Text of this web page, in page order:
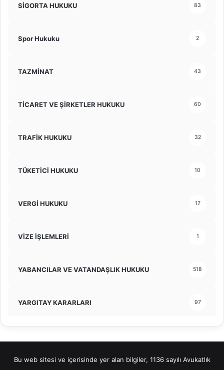
SİGORTA HUKUKU 83
Spor Hukuku 2
TAZMİNAT 43
TİCARET VE ŞİRKETLER HUKUKU 60
TRAFİK HUKUKU 32
TÜKETİCİ HUKUKU 10
VERGİ HUKUKU 17
VİZE İŞLEMLERİ 1
YABANCILAR VE VATANDAŞLIK HUKUKU 518
YARGITAY KARARLARI 97
Bu web sitesi ve içerisinde yer alan bilgiler, 1136 sayılı Avukatlık